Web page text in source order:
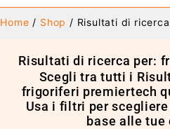
Home / Shop / Risultati di
Risultati di ricerca per:
Scegli tra tutti i
frigoriferi premiertech
Usa i filtri per
base alle tue